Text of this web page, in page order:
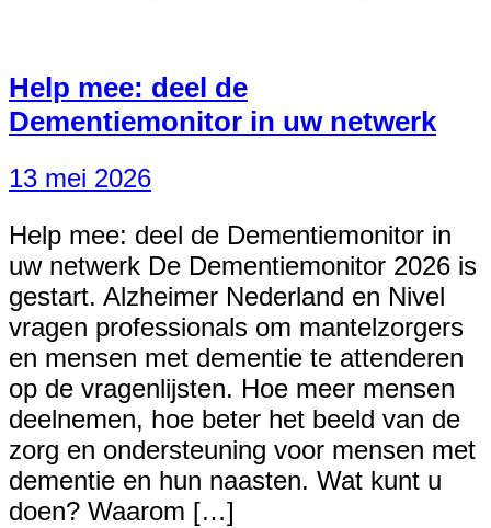
Help mee: deel de
Dementiemonitor in uw netwerk
13 mei 2026
Help mee: deel de Dementiemonitor in
uw netwerk De Dementiemonitor 2026 is
gestart. Alzheimer Nederland en Nivel
vragen professionals om mantelzorgers
en mensen met dementie te attenderen
op de vragenlijsten. Hoe meer mensen
deelnemen, hoe beter het beeld van de
zorg en ondersteuning voor mensen met
dementie en hun naasten. Wat kunt u
doen? Waarom […]